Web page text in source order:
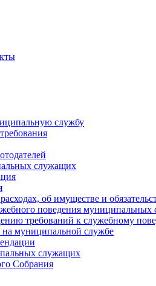
службу
служащих
об имуществе и
поведения муниципальных
требований к служебному
муниципальной службе
служащих
Cобрания